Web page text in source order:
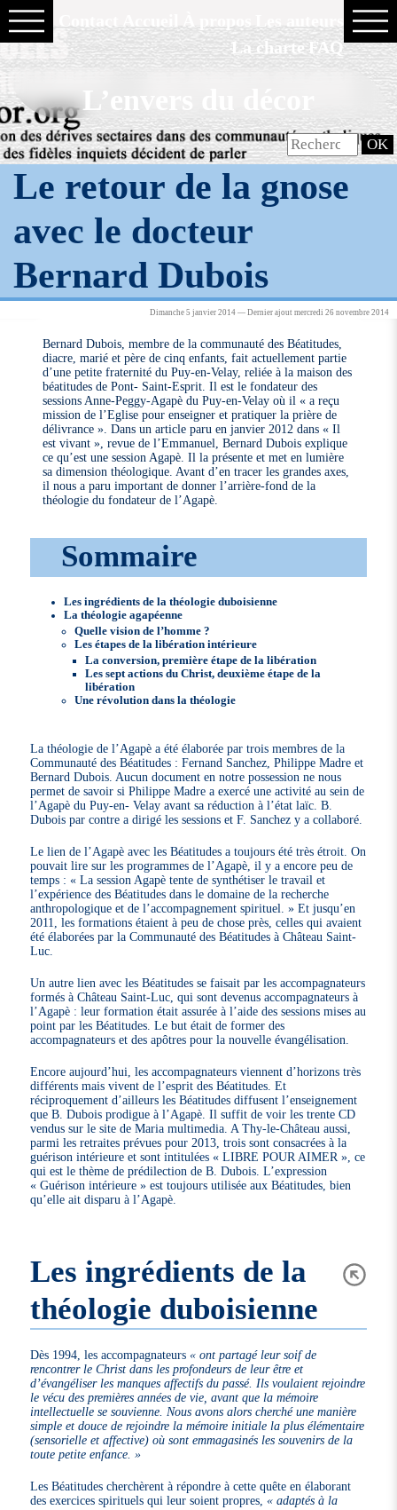
La charte FAQ
L’envers du décor
Le retour de la gnose
avec le docteur
Bernard Dubois
Dimanche 5 janvier 2014 — Dernier ajout mercredi 26 novembre 2014
Bernard Dubois, membre de la communauté des Béatitudes,
diacre, marié et père de cinq enfants, fait actuellement partie
d’une petite fraternité du Puy-en-Velay, reliée à la maison des
béatitudes de Pont- Saint-Esprit. Il est le fondateur des
sessions Anne-Peggy-Agapè du Puy-en-Velay où il « a reçu
mission de l’Eglise pour enseigner et pratiquer la prière de
délivrance ». Dans un article paru en janvier 2012 dans « Il
est vivant », revue de l’Emmanuel, Bernard Dubois explique
ce qu’est une session Agapè. Il la présente et met en lumière
sa dimension théologique. Avant d’en tracer les grandes axes,
il nous a paru important de donner l’arrière-fond de la
théologie du fondateur de l’Agapè.
Sommaire
Les ingrédients de la théologie duboisienne
La théologie agapéenne
Quelle vision de l’homme ?
Les étapes de la libération intérieure
La conversion, première étape de la libération
Les sept actions du Christ, deuxième étape de la
libération
Une révolution dans la théologie
La théologie de l’Agapè a été élaborée par trois membres de la
Communauté des Béatitudes : Fernand Sanchez, Philippe Madre et
Bernard Dubois. Aucun document en notre possession ne nous
permet de savoir si Philippe Madre a exercé une activité au sein de
l’Agapè du Puy-en- Velay avant sa réduction à l’état laïc. B.
Dubois par contre a dirigé les sessions et F. Sanchez y a collaboré.
Le lien de l’Agapè avec les Béatitudes a toujours été très étroit. On
pouvait lire sur les programmes de l’Agapè, il y a encore peu de
temps : « La session Agapè tente de synthétiser le travail et
l’expérience des Béatitudes dans le domaine de la recherche
anthropologique et de l’accompagnement spirituel. » Et jusqu’en
2011, les formations étaient à peu de chose près, celles qui avaient
été élaborées par la Communauté des Béatitudes à Château Saint-
Luc.
Un autre lien avec les Béatitudes se faisait par les accompagnateurs
formés à Château Saint-Luc, qui sont devenus accompagnateurs à
l’Agapè : leur formation était assurée à l’aide des sessions mises au
point par les Béatitudes. Le but était de former des
accompagnateurs et des apôtres pour la nouvelle évangélisation.
Encore aujourd’hui, les accompagnateurs viennent d’horizons très
différents mais vivent de l’esprit des Béatitudes. Et
réciproquement d’ailleurs les Béatitudes diffusent l’enseignement
que B. Dubois prodigue à l’Agapè. Il suffit de voir les trente CD
vendus sur le site de Maria multimedia. A Thy-le-Château aussi,
parmi les retraites prévues pour 2013, trois sont consacrées à la
guérison intérieure et sont intitulées « LIBRE POUR AIMER », ce
qui est le thème de prédilection de B. Dubois. L’expression
« Guérison intérieure » est toujours utilisée aux Béatitudes, bien
qu’elle ait disparu à l’Agapè.
Les ingrédients de la
théologie duboisienne
Dès 1994, les accompagnateurs« ont partagé leur soif de
rencontrer le Christ dans les profondeurs de leur être et
d’évangéliser les manques affectifs du passé. Ils voulaient rejoindre
le vécu des premières années de vie, avant que la mémoire
intellectuelle se souvienne. Nous avons alors cherché une manière
simple et douce de rejoindre la mémoire initiale la plus élémentaire
(sensorielle et affective) où sont emmagasinés les souvenirs de la
toute petite enfance. »
Les Béatitudes cherchèrent à répondre à cette quête en élaborant
des exercices spirituels qui leur soient propres,« adaptés à la